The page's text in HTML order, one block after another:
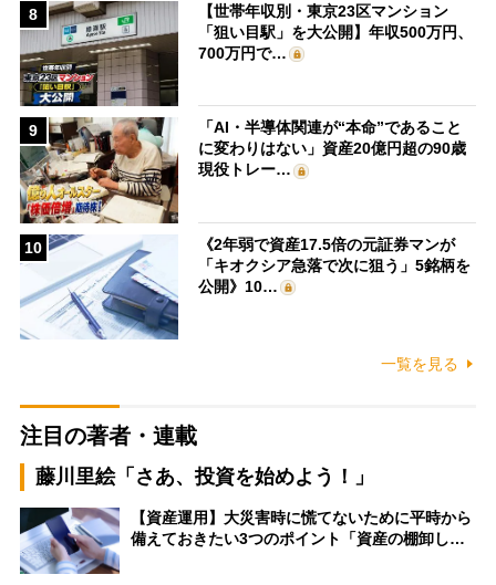
8
【世帯年収別・東京23区マンション
「狙い目駅」を大公開】年収500万円、
700万円で…
9
「AI・半導体関連が“本命”であること
に変わりはない」資産20億円超の90歳
現役トレー…
10
《2年弱で資産17.5倍の元証券マンが
「キオクシア急落で次に狙う」5銘柄を
公開》10…
一覧を見る
注目の著者・連載
藤川里絵「さあ、投資を始めよう！」
【資産運用】大災害時に慌てないために平時から
備えておきたい3つのポイント「資産の棚卸し…